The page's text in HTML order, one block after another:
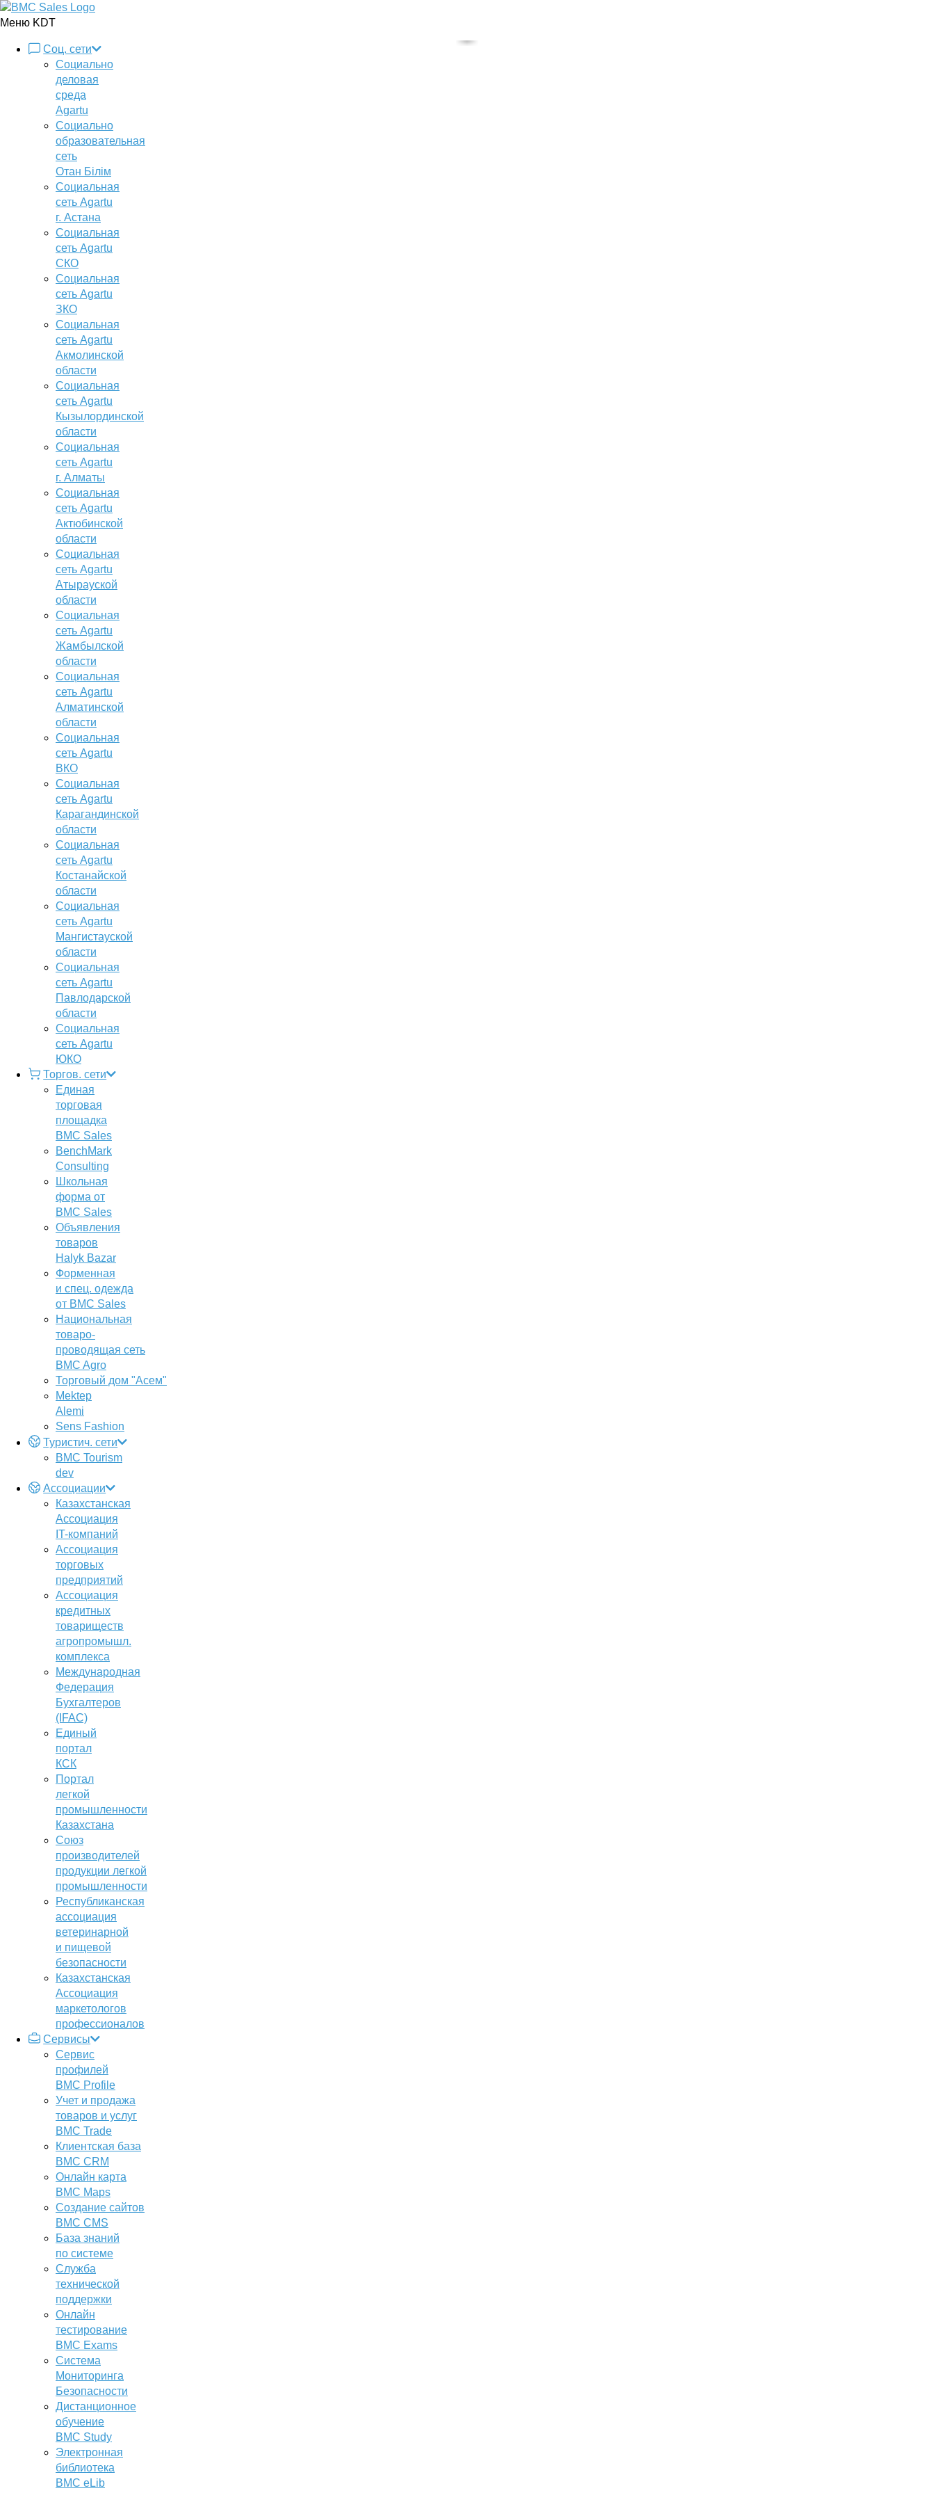
Меню KDT
Соц. сети
Социально
деловая
среда
Agartu
Социально
образовательная
сеть
Отан Бiлiм
Социальная
сеть Agartu
г. Астана
Социальная
сеть Agartu
СКО
Социальная
сеть Agartu
ЗКО
Социальная
сеть Agartu
Акмолинской
области
Социальная
сеть Agartu
Кызылординской
области
Социальная
сеть Agartu
г. Алматы
Социальная
сеть Agartu
Актюбинской
области
Социальная
сеть Agartu
Атырауской
области
Социальная
сеть Agartu
Жамбылской
области
Социальная
сеть Agartu
Алматинской
области
Социальная
сеть Agartu
ВКО
Социальная
сеть Agartu
Карагандинской
области
Социальная
сеть Agartu
Костанайской
области
Социальная
сеть Agartu
Мангистауской
области
Социальная
сеть Agartu
Павлодарской
области
Социальная
сеть Agartu
ЮКО
Торгов. сети
Единая
торговая
площадка
BMC Sales
BenchMark
Consulting
Школьная
форма от
BMC Sales
Объявления
товаров
Halyk Bazar
Форменная
и спец. одежда
от BMC Sales
Национальная
товаро-
проводящая сеть
BMC Agro
Торговый дом "Асем"
Mektep
Alemi
Sens Fashion
Туристич. сети
BMC Tourism
dev
Ассоциации
Казахстанская
Ассоциация
IT-компаний
Ассоциация
торговых
предприятий
Ассоциация
кредитных
товариществ
агропромышл.
комплекса
Международная
Федерация
Бухгалтеров
(IFAC)
Единый
портал
КСК
Портал
легкой
промышленности
Казахстана
Союз
производителей
продукции легкой
промышленности
Республиканская
ассоциация
ветеринарной
и пищевой
безопасности
Казахстанская
Ассоциация
маркетологов
профессионалов
Сервисы
Сервис
профилей
BMC Profile
Учет и продажа
товаров и услуг
BMC Trade
Клиентская база
BMC CRM
Онлайн карта
BMC Maps
Создание сайтов
BMC CMS
База знаний
по системе
Служба
технической
поддержки
Онлайн
тестирование
BMC Exams
Система
Мониторинга
Безопасности
Дистанционное
обучение
BMC Study
Электронная
библиотека
BMC eLib